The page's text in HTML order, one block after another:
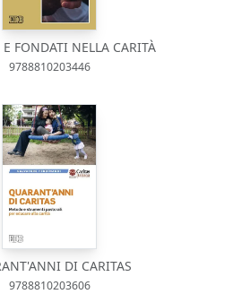
FONDATI NELLA CARITÀ
9788810203446
DI CARITAS
9788810203606